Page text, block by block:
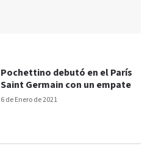
6 de Enero de 2021
Pochettino debutó en el París
Saint Germain con un empate